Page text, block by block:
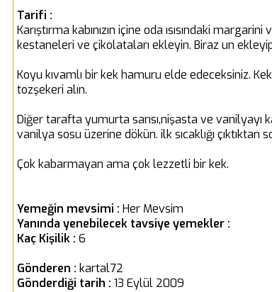
Tarifi :
Karıştırma kabınızın içine oda ısısındaki
kestaneleri ve çikolataları ekleyin. Biraz un
Koyu kıvamlı bir kek hamuru elde edeceksiniz.
tozşekeri alın.
Diğer tarafta yumurta sarısı,nişasta ve vanilyayı
vanilya sosu üzerine dökün. ilk sıcaklığı çıktıktan
Çok kabarmayan ama çok lezzetli bir kek.
Yemeğin mevsimi : Her Mevsim
Yanında yenebilecek tavsiye yemekler :
Kaç Kişilik : 6
Gönderen : kartal72
Gönderdiği tarih : 13 Eylül 2009